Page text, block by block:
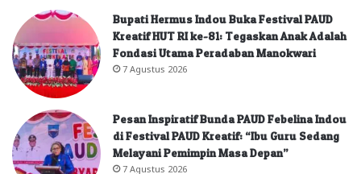
Bupati Hermus Indou Buka Festival PAUD
Kreatif HUT RI ke-81: Tegaskan Anak Adalah
Fondasi Utama Peradaban Manokwari
7 Agustus 2026
Pesan Inspiratif Bunda PAUD Febelina Indou
di Festival PAUD Kreatif: “Ibu Guru Sedang
Melayani Pemimpin Masa Depan”
7 Agustus 2026